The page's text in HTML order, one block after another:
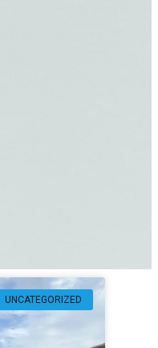
UNCATEGORIZED